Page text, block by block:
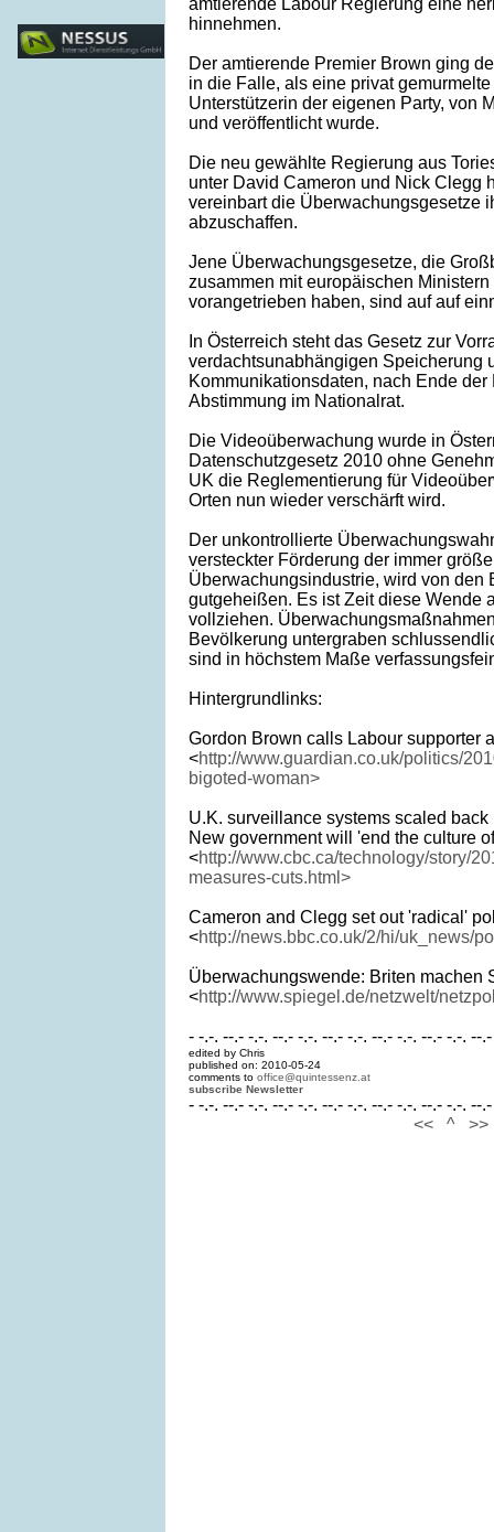
amtierende Labour Regierung eine
hinnehmen.
Der amtierende Premier Brown ging
in die Falle, als eine privat
Unterstützerin der eigenen Party, von
und veröffentlicht wurde.
Die neu gewählte Regierung aus
unter David Cameron und Nick Clegg
vereinbart die Überwachungsgesetze
abzuschaffen.
Jene Überwachungsgesetze, die
zusammen mit europäischen
vorangetrieben haben, sind auf auf
In Österreich steht das Gesetz zur
verdachtsunabhängigen Speicherung
Kommunikationsdaten, nach Ende
Abstimmung im Nationalrat.
Die Videoüberwachung wurde in
Datenschutzgesetz 2010 ohne
UK die Reglementierung für
Orten nun wieder verschärft wird.
Der unkontrollierte
versteckter Förderung der immer
Überwachungsindustrie, wird von den
gutgeheißen. Es ist Zeit diese Wende
vollziehen.
Bevölkerung untergraben
sind in höchstem Maße
Hintergrundlinks:
Gordon Brown calls Labour supporter
<http://www.guardian.co.uk/politics/
bigoted-woman>
U.K. surveillance systems scaled back
New government will 'end the culture
<http://www.cbc.ca/technology/story/
measures-cuts.html>
Cameron and Clegg set out 'radical'
<http://news.bbc.co.uk/2/hi/uk_news/
Überwachungswende: Briten machen
<http://www.spiegel.de/netzwelt/
- -.-. --.- -.-. --.- -.-. --.- -.-. --.- -.-. --.- -.-. --.-
edited by Chris
published on: 2010-05-24
comments to office@quintessenz.at
subscribe Newsletter
- -.-. --.- -.-. --.- -.-. --.- -.-. --.- -.-. --.- -.-. --.-
<<
^ >>